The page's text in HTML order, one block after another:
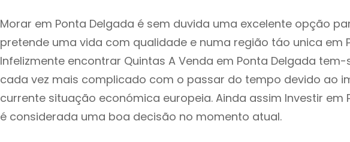
Morar em Ponta Delgada é sem duvida uma excelente opção
pretende uma vida com qualidade e numa região táo unica em
Infelizmente encontrar Quintas A Venda em Ponta Delgada
cada vez mais complicado com o passar do tempo devido ao
currente situação económica europeia. Ainda assim Investir em
é considerada uma boa decisão no momento atual.